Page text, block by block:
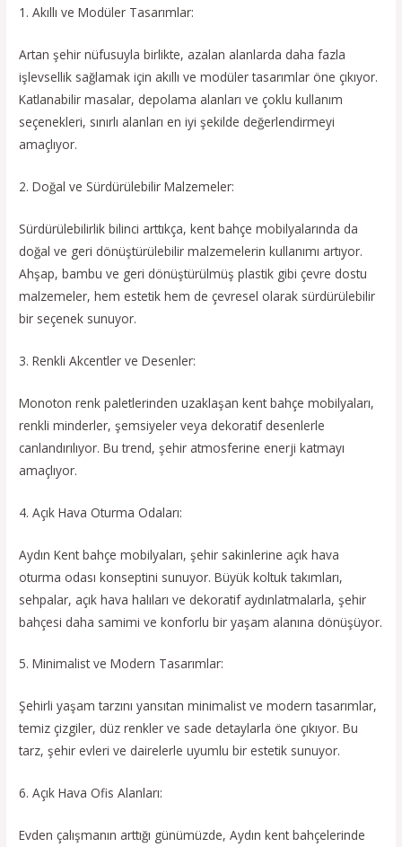
1. Akıllı ve Modüler Tasarımlar:
Artan şehir nüfusuyla birlikte, azalan alanlarda daha fazla
işlevsellik sağlamak için akıllı ve modüler tasarımlar öne çıkıyor.
Katlanabilir masalar, depolama alanları ve çoklu kullanım
seçenekleri, sınırlı alanları en iyi şekilde değerlendirmeyi
amaçlıyor.
2. Doğal ve Sürdürülebilir Malzemeler:
Sürdürülebilirlik bilinci arttıkça, kent bahçe mobilyalarında da
doğal ve geri dönüştürülebilir malzemelerin kullanımı artıyor.
Ahşap, bambu ve geri dönüştürülmüş plastik gibi çevre dostu
malzemeler, hem estetik hem de çevresel olarak sürdürülebilir
bir seçenek sunuyor.
3. Renkli Akcentler ve Desenler:
Monoton renk paletlerinden uzaklaşan kent bahçe mobilyaları,
renkli minderler, şemsiyeler veya dekoratif desenlerle
canlandırılıyor. Bu trend, şehir atmosferine enerji katmayı
amaçlıyor.
4. Açık Hava Oturma Odaları:
Aydın Kent bahçe mobilyaları, şehir sakinlerine açık hava
oturma odası konseptini sunuyor. Büyük koltuk takımları,
sehpalar, açık hava halıları ve dekoratif aydınlatmalarla, şehir
bahçesi daha samimi ve konforlu bir yaşam alanına dönüşüyor.
5. Minimalist ve Modern Tasarımlar:
Şehirli yaşam tarzını yansıtan minimalist ve modern tasarımlar,
temiz çizgiler, düz renkler ve sade detaylarla öne çıkıyor. Bu
tarz, şehir evleri ve dairelerle uyumlu bir estetik sunuyor.
6. Açık Hava Ofis Alanları:
Evden çalışmanın arttığı günümüzde, Aydın kent bahçelerinde